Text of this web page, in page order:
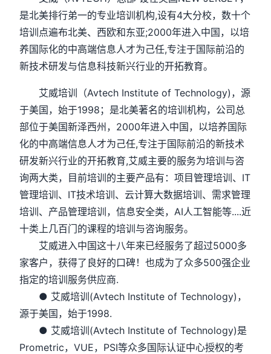
是北美排行弟一的专业培训机构,设有4大分校，数十个
培训点遍布北美、西欧和东亚;2000年进入中国，以培
养国际化的中高端信息人才为己任,专注于国际前沿的
新技术研发与信息科技新兴行业的开拓教育。
艾威培训（Avtech Institute of Technology)，源
于美国，始于1998；是北美著名的培训机构，公司总
部位于美国新泽西州，2000年进入中国，以培养国际
化的中高端信息人才为己任,专注于国际前沿的新技术
研发新兴行业的开拓教育,艾威主要的服务为培训与咨
询两大类，目前培训的主要产品有：项目管理培训、IT
管理培训、IT技术培训、云计算大数据培训、需求管理
培训、产品管理培训，信息安全类，AI人工智能等....近
十类上几百门的课程的培训与咨询服务。
艾威进入中国这十八年来已经服务了超过5000多
家客户，获得了良好的口碑！也成为了众多500强企业
指定的培训服务供应商.
● 艾威培训(Avtech Institute of Technology)，
源于美国，始于1998.
● 艾威培训(Avtech Institute of Technology)是
Prometric，VUE，PSI等众多国际认证中心授权的考